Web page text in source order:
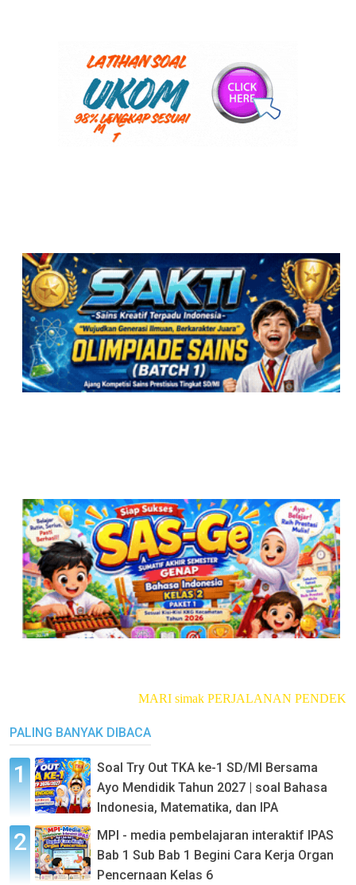
MARI simak PERJALANAN PENDEKAR
PALING BANYAK DIBACA
Soal Try Out TKA ke-1 SD/MI Bersama
Ayo Mendidik Tahun 2027 | soal Bahasa
Indonesia, Matematika, dan IPA
MPI - media pembelajaran interaktif IPAS
Bab 1 Sub Bab 1 Begini Cara Kerja Organ
Pencernaan Kelas 6